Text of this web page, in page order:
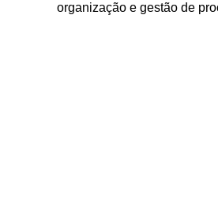
organização e gestão de